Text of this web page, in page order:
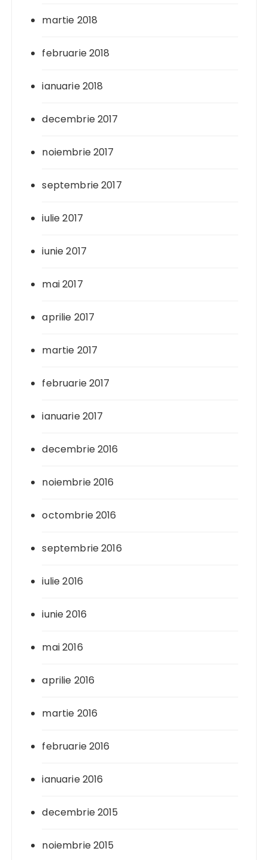
martie 2018
februarie 2018
ianuarie 2018
decembrie 2017
noiembrie 2017
septembrie 2017
iulie 2017
iunie 2017
mai 2017
aprilie 2017
martie 2017
februarie 2017
ianuarie 2017
decembrie 2016
noiembrie 2016
octombrie 2016
septembrie 2016
iulie 2016
iunie 2016
mai 2016
aprilie 2016
martie 2016
februarie 2016
ianuarie 2016
decembrie 2015
noiembrie 2015